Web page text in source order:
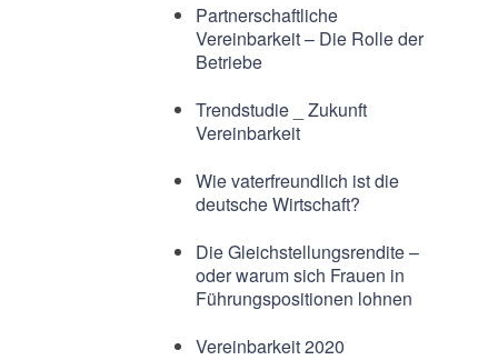
Partnerschaftliche
Vereinbarkeit – Die Rolle der
Betriebe
Trendstudie _ Zukunft
Vereinbarkeit
Wie vaterfreundlich ist die
deutsche Wirtschaft?
Die Gleichstellungsrendite –
oder warum sich Frauen in
Führungspositionen lohnen
Vereinbarkeit 2020